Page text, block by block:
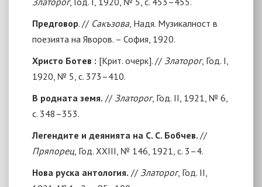
Предговор. // Сакъзова, Надя. Музикалност в
поезията на Яворов. – София, 1920.
Христо Ботев : [Крит. очерк]. // Златорог, Год. I,
1920, № 5, с. 373–410.
В родната земя. // Златорог, Год. II, 1921, № 6,
с. 348–353.
Легендите и деянията на С. С. Бобчев. //
Пряпорец, Год. ХХIII, № 146, 1921, с. 3–4.
Нова руска антология. // Златорог, Год. II,